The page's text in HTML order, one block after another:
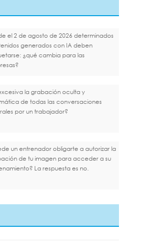
el 2 de agosto de 2026 determinados
generados con IA deben
¿qué cambia para las
la grabación oculta y
de todas las conversaciones
por un trabajador?
un entrenador obligarte a autorizar la
de tu imagen para acceder a su
La respuesta es no.